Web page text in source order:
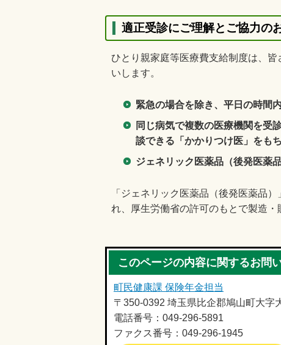
適正受診にご理解とご協力の
ひとり親家庭等医療費支給制度は、
いします。
緊急の場合を除き、平日の時間
同じ病気で複数の医療機関を受
談できる「かかりつけ医」をもち
ジェネリック医薬品（後発医薬
「ジェネリック医薬品（後発医薬品
れ、厚生労働省の許可のもとで製造・
このページの内容に関するお問
町民健康課 保険年金担当
〒350-0392 埼玉県比企郡鳩山町大字
電話番号：049-296-5891
ファクス番号：049-296-1945